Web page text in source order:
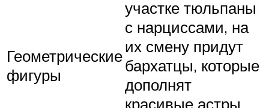
Геометрические
фигуры
участке тюльпаны
с нарциссами, на
их смену придут
бархатцы, которые
дополнят
красивые астры.